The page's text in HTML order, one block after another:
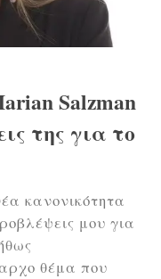
Salzman
της για το
κανονικότητα
μου για
θέμα που